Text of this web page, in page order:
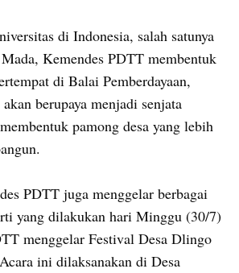
di Indonesia, salah satunya
Kemendes PDTT membentuk
di Balai Pemberdayaan,
berupaya menjadi senjata
pamong desa yang lebih
PDTT juga menggelar berbagai
yang dilakukan hari Minggu (30/7)
menggelar Festival Desa Dlingo
ini dilaksanakan di Desa